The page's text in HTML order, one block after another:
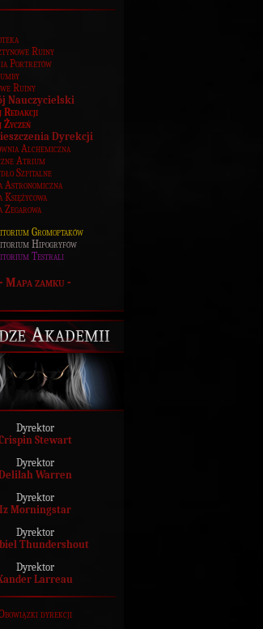
Ruiny
Portretów
Ruiny
Nauczycielski
Redakcji
Życzeń
Dyrekcji
Alchemiczna
Atrium
Szpitalne
Astronomiczna
Księżycowa
Zegarowa
Gromoptaków
Hipogryfów
Testrali
- Mapa zamku-
Akademii
Dyrektor
Stewart
Dyrektor
Warren
Dyrektor
Iz Morningstar
Dyrektor
Thundershout
Dyrektor
Larreau
dyrekcji